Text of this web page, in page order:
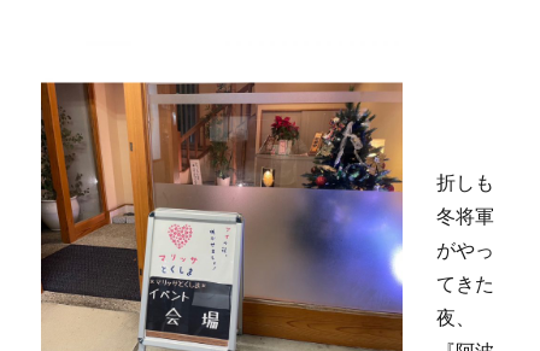
折しも
冬将軍
がやっ
てきた
夜、